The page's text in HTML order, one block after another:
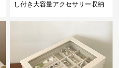
し付き大容量アクセサリー収納